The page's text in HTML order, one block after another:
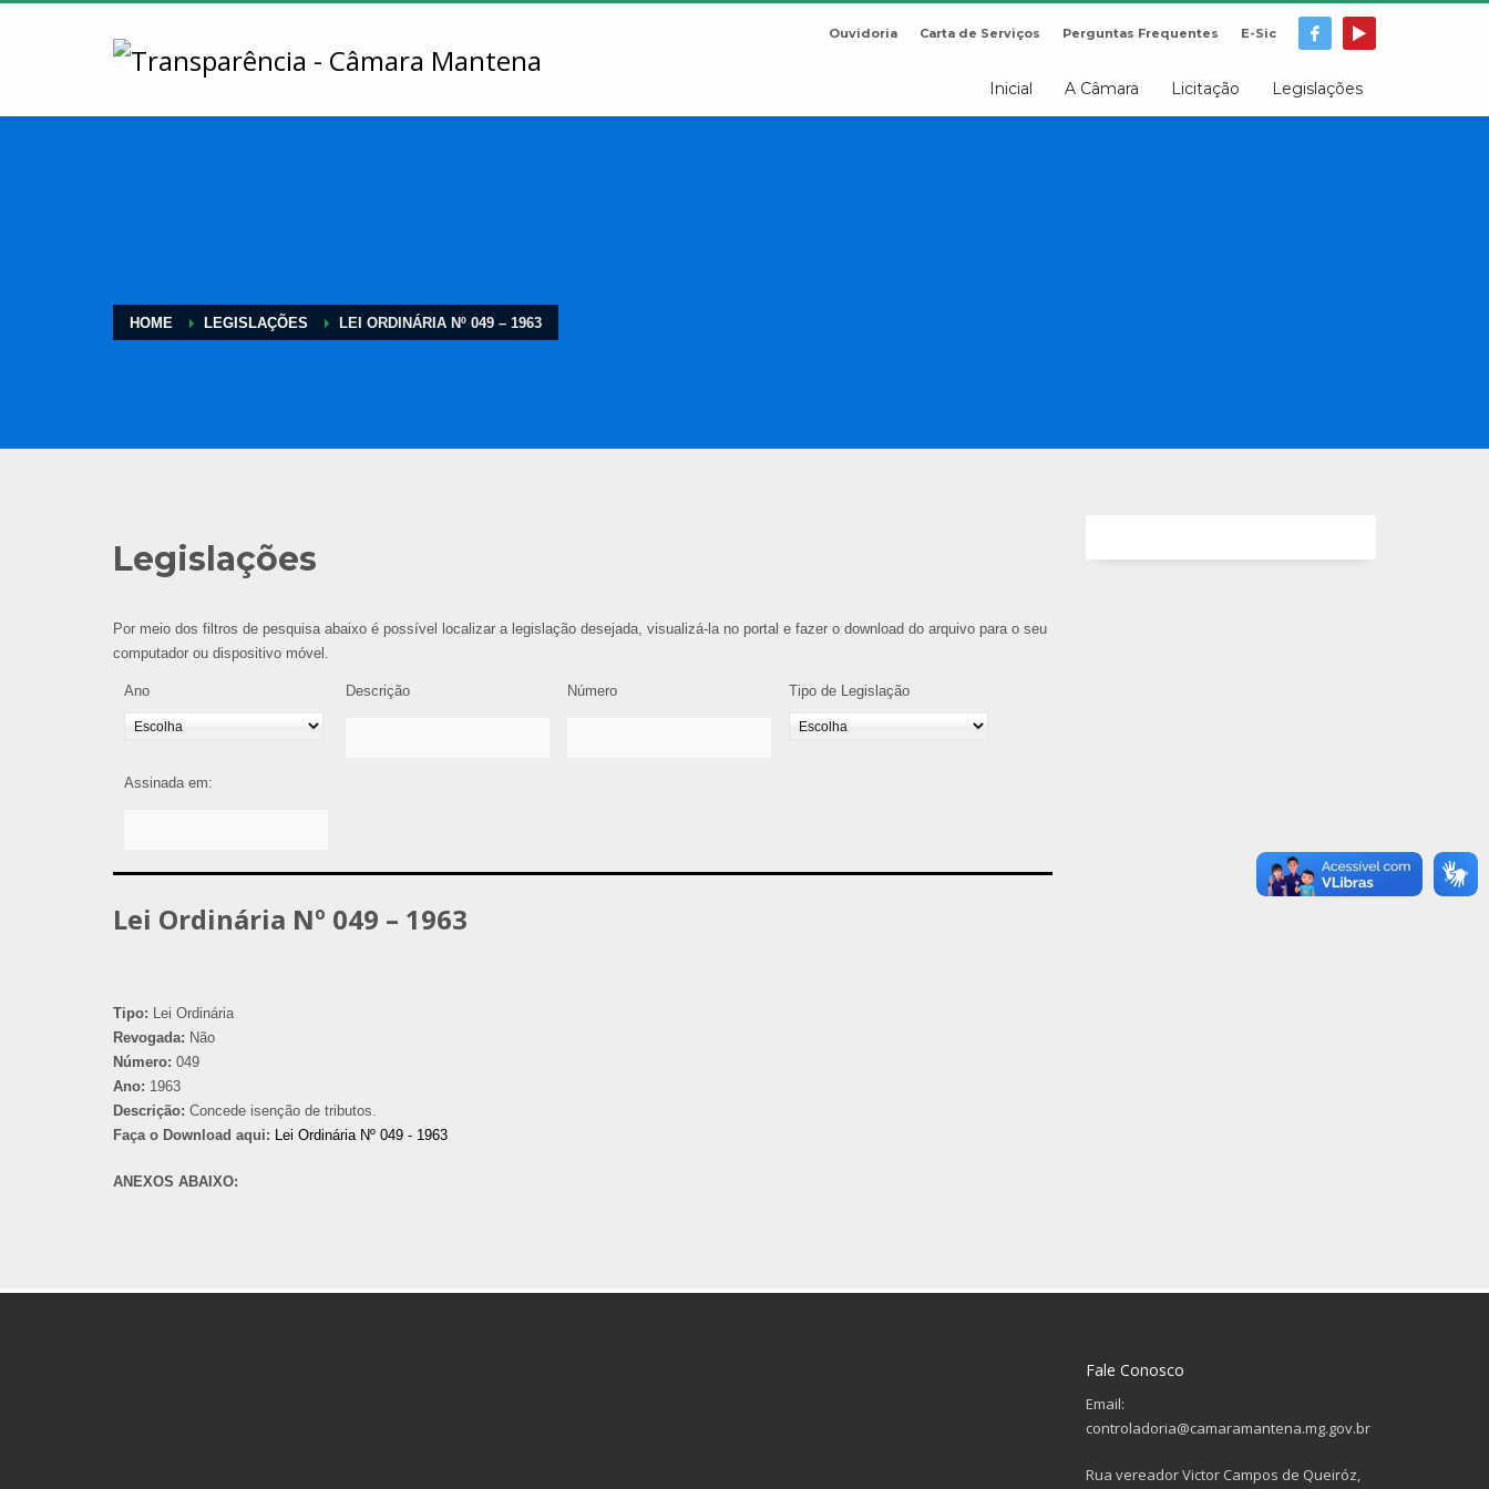
Ouvidoria Carta de Serviços Perguntas Frequentes E-Sic
Inicial A Câmara Licitação Legislações
HOME LEGISLAÇÕES LEI ORDINÁRIA Nº 049 – 1963
Legislações
Por meio dos filtros de pesquisa abaixo é possível localizar a legislação desejada, visualizá-la no portal e fazer o download do arquivo para o seu
computador ou dispositivo móvel.
Ano Descrição Número Tipo de Legislação
Assinada em:
Lei Ordinária Nº 049 – 1963
Tipo: Lei Ordinária
Revogada: Não
Número: 049
Ano: 1963
Descrição: Concede isenção de tributos.
Faça o Download aqui: Lei Ordinária Nº 049 - 1963
ANEXOS ABAIXO:
Fale Conosco
Email:
controladoria@camaramantena.mg.gov.br
Rua vereador Victor Campos de Queiróz,